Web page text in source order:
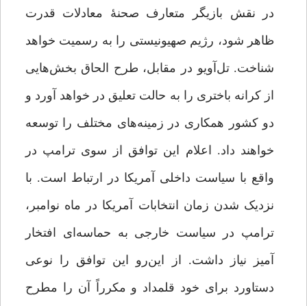
در نقش بازیگر متعارف صحنۀ معادلات قدرت
ظاهر شود، رژیم صهیونیستی را به رسمیت خواهد
شناخت. تل‌آویو در مقابل، طرح الحاق بخش‌هایی
از کرانه باختری را به حالت تعلیق در خواهد آورد و
دو کشور همکاری در زمینه‌‌های مختلف را توسعه
خواهند داد. اعلام این توافق از سوی ترامپ در
واقع با سیاست داخلی آمریکا در ارتباط است. با
نزدیک شدن زمان انتخابات آمریکا در ماه نوامبر،
ترامپ در سیاست خارجی به حماسه‌‌ای افتخار
آمیز نیاز داشت. از این‌رو این توافق را نوعی
دستاورد برای خود قلمداد و مکرراً آن را مطرح